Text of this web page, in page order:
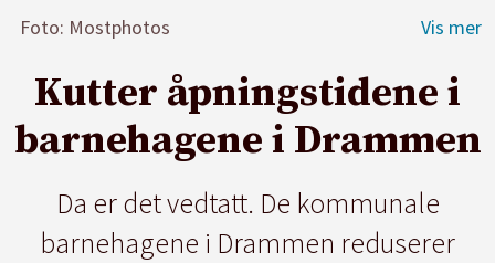
Foto: Mostphotos
Kutter åpningstidene i
barnehagene i Drammen
Da er det vedtatt. De kommunale
barnehagene i Drammen reduserer